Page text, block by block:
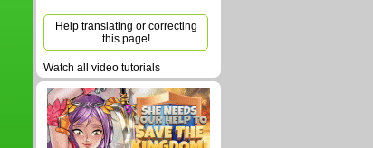
Help translating or correcting
this page!
Watch all video tutorials